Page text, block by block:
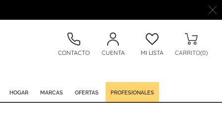
CONTACTO CUENTA MI LISTA CARRITO(0)
HOGAR MARCAS OFERTAS PROFESIONALES